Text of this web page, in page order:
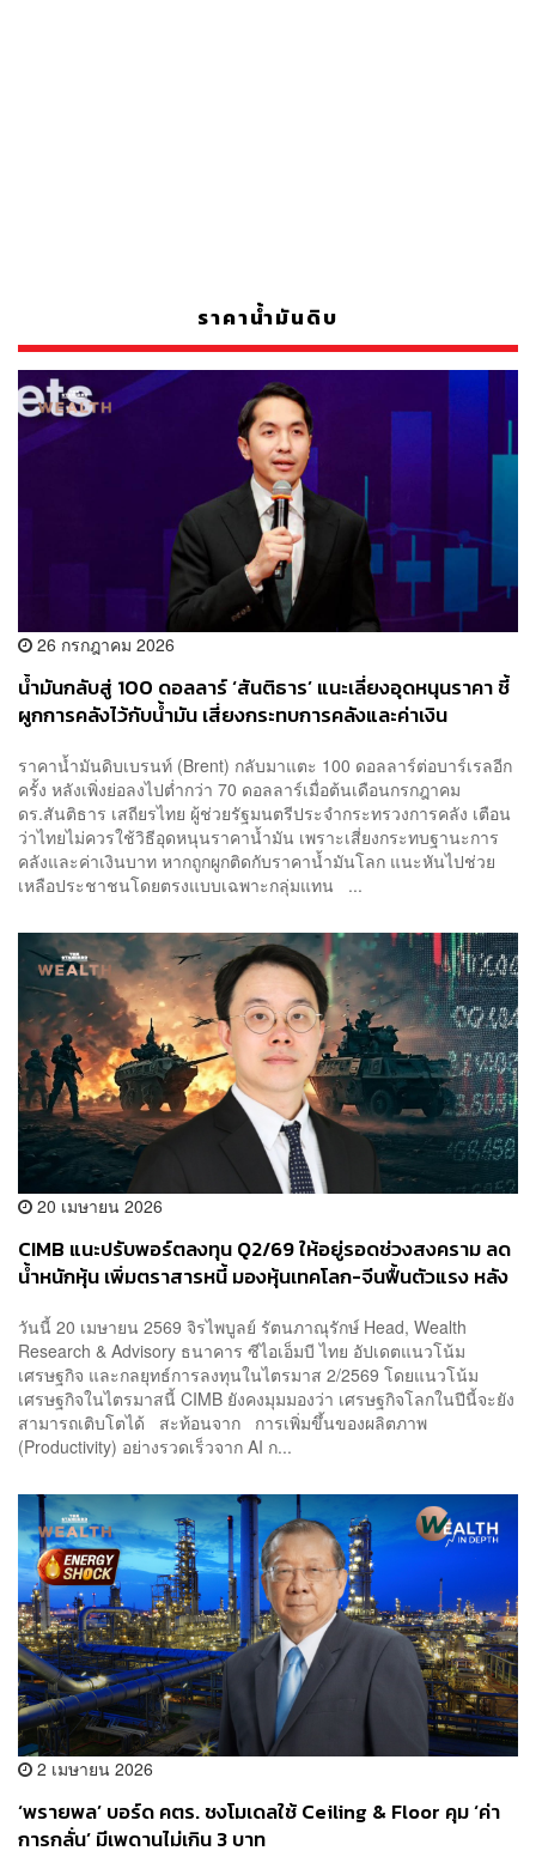
ราคาน้ำมันดิบ
26 กรกฎาคม 2026
น้ำมันกลับสู่ 100 ดอลลาร์ ‘สันติธาร’ แนะเลี่ยงอุดหนุนราคา ชี้
ผูกการคลังไว้กับน้ำมัน เสี่ยงกระทบการคลังและค่าเงิน
ราคาน้ำมันดิบเบรนท์ (Brent) กลับมาแตะ 100 ดอลลาร์ต่อบาร์เรลอีก
ครั้ง หลังเพิ่งย่อลงไปต่ำกว่า 70 ดอลลาร์เมื่อต้นเดือนกรกฎาคม
ดร.สันติธาร เสถียรไทย ผู้ช่วยรัฐมนตรีประจำกระทรวงการคลัง เตือน
ว่าไทยไม่ควรใช้วิธีอุดหนุนราคาน้ำมัน เพราะเสี่ยงกระทบฐานะการ
คลังและค่าเงินบาท หากถูกผูกติดกับราคาน้ำมันโลก แนะหันไปช่วย
เหลือประชาชนโดยตรงแบบเฉพาะกลุ่มแทน ...
20 เมษายน 2026
CIMB แนะปรับพอร์ตลงทุน Q2/69 ให้อยู่รอดช่วงสงคราม ลด
น้ำหนักหุ้น เพิ่มตราสารหนี้ มองหุ้นเทคโลก-จีนฟื้นตัวแรง หลัง
วันนี้ 20 เมษายน 2569 จิรไพบูลย์ รัตนภาณุรักษ์ Head, Wealth
Research & Advisory ธนาคาร ซีไอเอ็มบี ไทย อัปเดตแนวโน้ม
เศรษฐกิจ และกลยุทธ์การลงทุนในไตรมาส 2/2569 โดยแนวโน้ม
เศรษฐกิจในไตรมาสนี้ CIMB ยังคงมุมมองว่า เศรษฐกิจโลกในปีนี้จะยัง
สามารถเติบโตได้ สะท้อนจาก การเพิ่มขึ้นของผลิตภาพ
(Productivity) อย่างรวดเร็วจาก AI ก...
2 เมษายน 2026
‘พรายพล’ บอร์ด คตร. ชงโมเดลใช้ Ceiling & Floor คุม ‘ค่า
การกลั่น’ มีเพดานไม่เกิน 3 บาท